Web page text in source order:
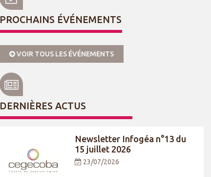
PROCHAINS ÉVÉNEMENTS
VOIR TOUS LES ÉVÉNEMENTS
DERNIÈRES ACTUS
Newsletter Infogéa n°13 du
15 juillet 2026
23/07/2026